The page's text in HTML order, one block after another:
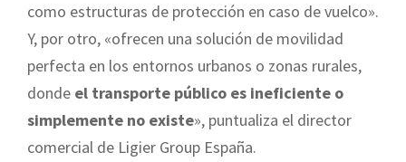
como estructuras de protección en caso de vuelco».
Y, por otro, «ofrecen una solución de movilidad
perfecta en los entornos urbanos o zonas rurales,
donde el transporte público es ineficiente o
simplemente no existe», puntualiza el director
comercial de Ligier Group España.